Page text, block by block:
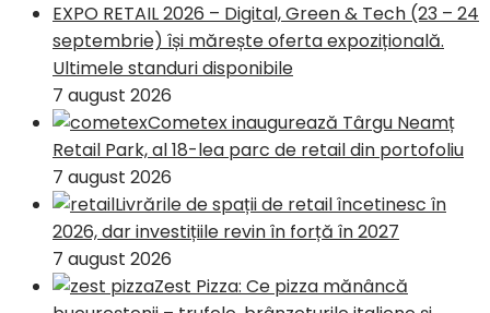
EXPO RETAIL 2026 – Digital, Green & Tech (23 – 24
septembrie) își mărește oferta expozițională.
Ultimele standuri disponibile
7 august 2026
Cometex inaugurează Târgu Neamț
Retail Park, al 18-lea parc de retail din portofoliu
7 august 2026
Livrările de spații de retail încetinesc în
2026, dar investițiile revin în forță în 2027
7 august 2026
Zest Pizza: Ce pizza mănâncă